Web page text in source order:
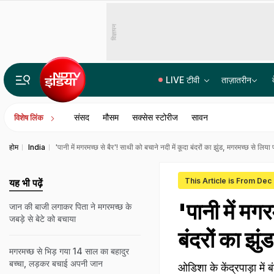
विज्ञापन
LIVE टीवी ताज़ातरीन
विशेष लिंक संसद मौसम सक्सेस स्टोरीज सावन
होम India 'पानी में मगरमच्छ से बैर'! साथी को बचाने नदी में कूदा बंदरों का झुंड, मगरमच्छ से लिया
This Article is From
'पानी में
बंदरों का
ओडिशा के केंद्रपाड़ा में
यह भी पढ़ें
जान की बाजी लगाकर पिता ने मगरमच्छ के
जबड़े से बेटे को बचाया
मगरमच्छ से भिड़ गया 14 साल का बहादुर
बच्चा, लड़कर बचाई अपनी जान